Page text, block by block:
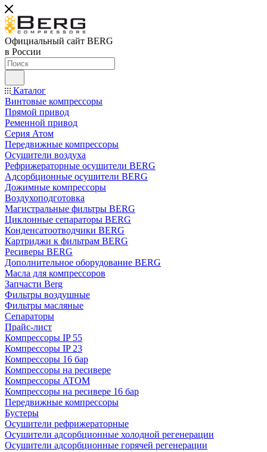
Официальный сайт BERG
в России
Каталог
Винтовые компрессоры
Прямой привод
Ременной привод
Серия Атом
Передвижные компрессоры
Осушители воздуха
Рефрижераторные осушители BERG
Адсорбционные осушители BERG
Дожимные компрессоры
Воздухоподготовка
Магистральные фильтры BERG
Циклонные сепараторы BERG
Конденсатоотводчики BERG
Картриджи к фильтрам BERG
Ресиверы BERG
Дополнительное оборудование BERG
Масла для компрессоров
Запчасти Berg
Фильтры воздушные
Фильтры масляные
Сепараторы
Прайс-лист
Компрессоры IP 55
Компрессоры IP 23
Компрессоры 16 бар
Компрессоры на ресивере
Компрессоры ATOM
Компрессоры на ресивере 16 бар
Передвижные компрессоры
Бустеры
Осушители рефрижераторные
Осушители адсорбционные холодной регенерации
Осушители адсорбционные горячей регенерации